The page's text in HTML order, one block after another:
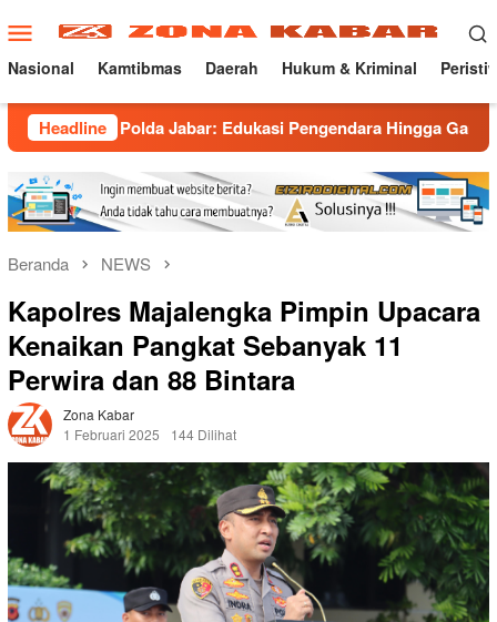
ke
konten
Menu
Mobile
Nasional Kamtibmas Daerah Hukum & Kriminal
Headline
Jabar: Edukasi Pengendara Hingga Ganti Knalpot
Beranda NEWS
Kapolres Majalengka Pimpin Upacara
Kenaikan Pangkat Sebanyak 11
Perwira dan 88 Bintara
Zona Kabar
1 Februari 2025
144 Dilihat